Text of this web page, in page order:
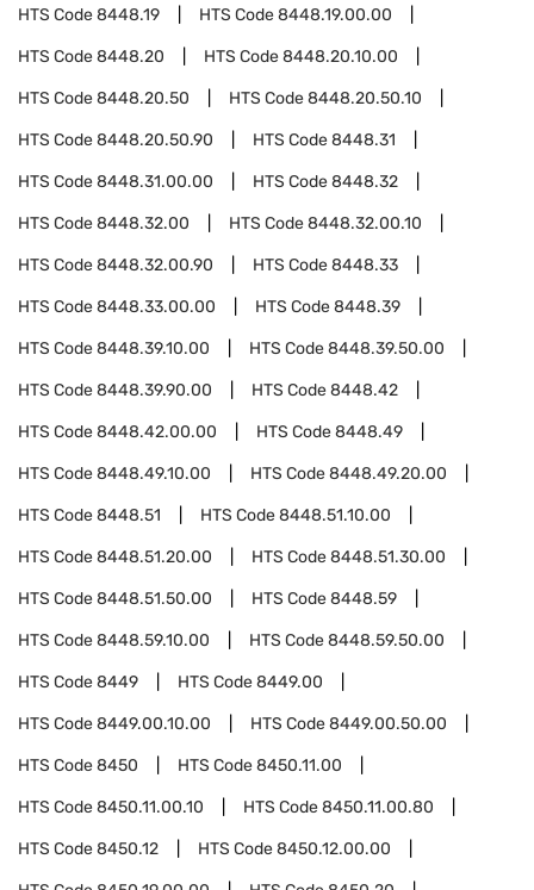
HTS Code8448.19 HTS Code8448.19.00.00
HTS Code8448.20 HTS Code8448.20.10.00
HTS Code8448.20.50 HTS Code8448.20.50.10
HTS Code8448.20.50.90 HTS Code8448.31
HTS Code8448.31.00.00 HTS Code8448.32
HTS Code8448.32.00 HTS Code8448.32.00.10
HTS Code8448.32.00.90 HTS Code8448.33
HTS Code8448.33.00.00 HTS Code8448.39
HTS Code8448.39.10.00 HTS Code8448.39.50.00
HTS Code8448.39.90.00 HTS Code8448.42
HTS Code8448.42.00.00 HTS Code8448.49
HTS Code8448.49.10.00 HTS Code8448.49.20.00
HTS Code8448.51 HTS Code8448.51.10.00
HTS Code8448.51.20.00 HTS Code8448.51.30.00
HTS Code8448.51.50.00 HTS Code8448.59
HTS Code8448.59.10.00 HTS Code8448.59.50.00
HTS Code8449 HTS Code8449.00
HTS Code8449.00.10.00 HTS Code8449.00.50.00
HTS Code8450 HTS Code8450.11.00
HTS Code8450.11.00.10 HTS Code8450.11.00.80
HTS Code8450.12 HTS Code8450.12.00.00